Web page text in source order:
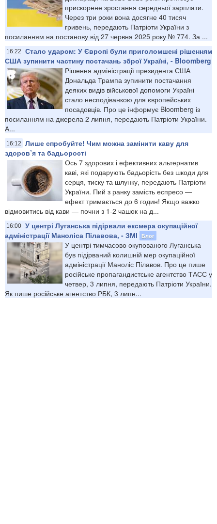
прискорене зростання середньої зарплати.
Через три роки вона досягне 40 тисяч
гривень, передають Патріоти України з
посиланням на постанову від 27 червня 2025 року № 774. За ...
16:22
Стало ударом: У Європі були приголомшені рішенням
США зупинити частину постачань зброї Україні, - Bloomberg
Рішення адміністрації президента США
Дональда Трампа зупинити постачання
деяких видів військової допомоги Україні
стало несподіванкою для європейських
посадовців. Про це інформує Bloomberg із
посиланням на джерела 2 липня, передають Патріоти України.
А...
16:12
Лише спробуйте! Чим можна замінити каву для
здоров’я та бадьорості
Ось 7 здорових і ефективних альтернатив
каві, які подарують бадьорість без шкоди для
серця, тиску та шлунку, передають Патріоти
України. Пий з ранку замість еспресо —
ефект тримається до 6 годин! Якщо важко
відмовитись від кави — почни з 1-2 чашок на д...
16:00 У центрі Луганська підірвали ексмера окупаційної
адміністрації Маноліса Пілавова, - ЗМІ
Блог
У центрі тимчасово окупованого Луганська
був підірваний колишній мер окупаційної
адміністрації Маноліс Пілавов. Про це пише
російське пропагандистське агентство ТАСС у
четвер, 3 липня, передають Патріоти України.
Як пише російське агентство РБК, 3 липн...